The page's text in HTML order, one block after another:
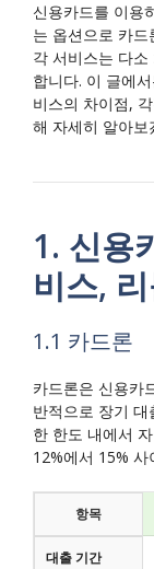
신용카드를 이용
는 옵션으로 카
각 서비스는 다
합니다. 이 글에
비스의 차이점,
해 자세히 알아보
1. 신용
비스,
1.1 카드론
카드론은 신용카
반적으로 장기
한 한도 내에서
12%에서 15% 사
항목
대출 기간